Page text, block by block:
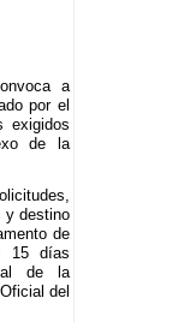
a
por el
exigidos
de la
y destino
de
15 días
al de la
del